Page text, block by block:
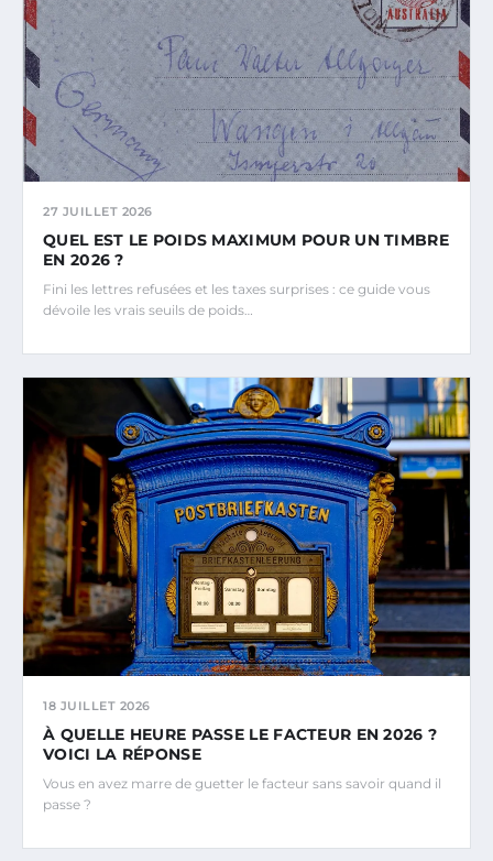
27 JUILLET 2026
QUEL EST LE POIDS MAXIMUM POUR UN TIMBRE
EN 2026 ?
Fini les lettres refusées et les taxes surprises : ce guide vous
dévoile les vrais seuils de poids…
18 JUILLET 2026
À QUELLE HEURE PASSE LE FACTEUR EN 2026 ?
VOICI LA RÉPONSE
Vous en avez marre de guetter le facteur sans savoir quand il
passe ?